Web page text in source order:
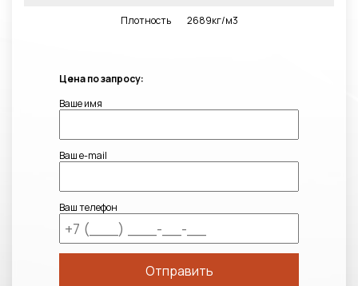
Плотность 2689кг/м3
Цена по запросу:
Ваше имя
Ваш e-mail
Ваш телефон